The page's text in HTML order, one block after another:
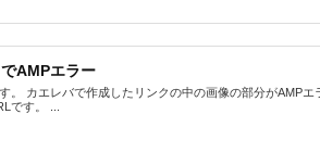
AMPエラー
。 カエレバで作成したリンクの中の画像の部分がAMP
です。 ...